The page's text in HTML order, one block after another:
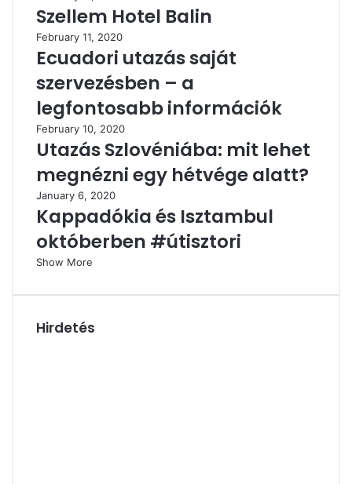
Szellem Hotel Balin
February 11, 2020
Ecuadori utazás saját
szervezésben – a
legfontosabb információk
February 10, 2020
Utazás Szlovéniába: mit lehet
megnézni egy hétvége alatt?
January 6, 2020
Kappadókia és Isztambul
októberben #útisztori
Show More
Hirdetés